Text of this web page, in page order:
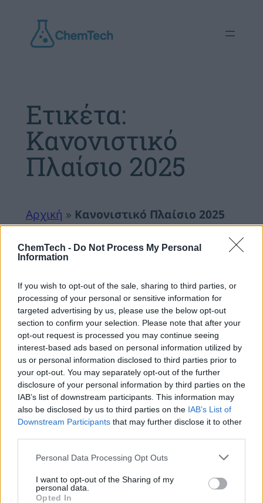
ChemTech - Do Not Process My Personal
Information
If you wish to opt-out of the sale, sharing to third parties, or
processing of your personal or sensitive information for
targeted advertising by us, please use the below opt-out
section to confirm your selection. Please note that after your
opt-out request is processed you may continue seeing
interest-based ads based on personal information utilized by
us or personal information disclosed to third parties prior to
your opt-out. You may separately opt-out of the further
disclosure of your personal information by third parties on the
IAB’s list of downstream participants. This information may
also be disclosed by us to third parties on the IAB’s List of
Downstream Participants that may further disclose it to other
Personal Data Processing Opt Outs
I want to opt-out of the Sharing of my
personal data.
Opted In
περιεχόμενο
Ετικέτα:
Κανονιστικό
Πλαίσιο 2025
Αρχική » Κανονιστικό Πλαίσιο 2025
ΣΕΔΕ 2: Ρυθμιζόμενες
Οντότητες και Πώς η
ChemTech Αναλαμβάνει
την Πλήρη Συμμόρφωση